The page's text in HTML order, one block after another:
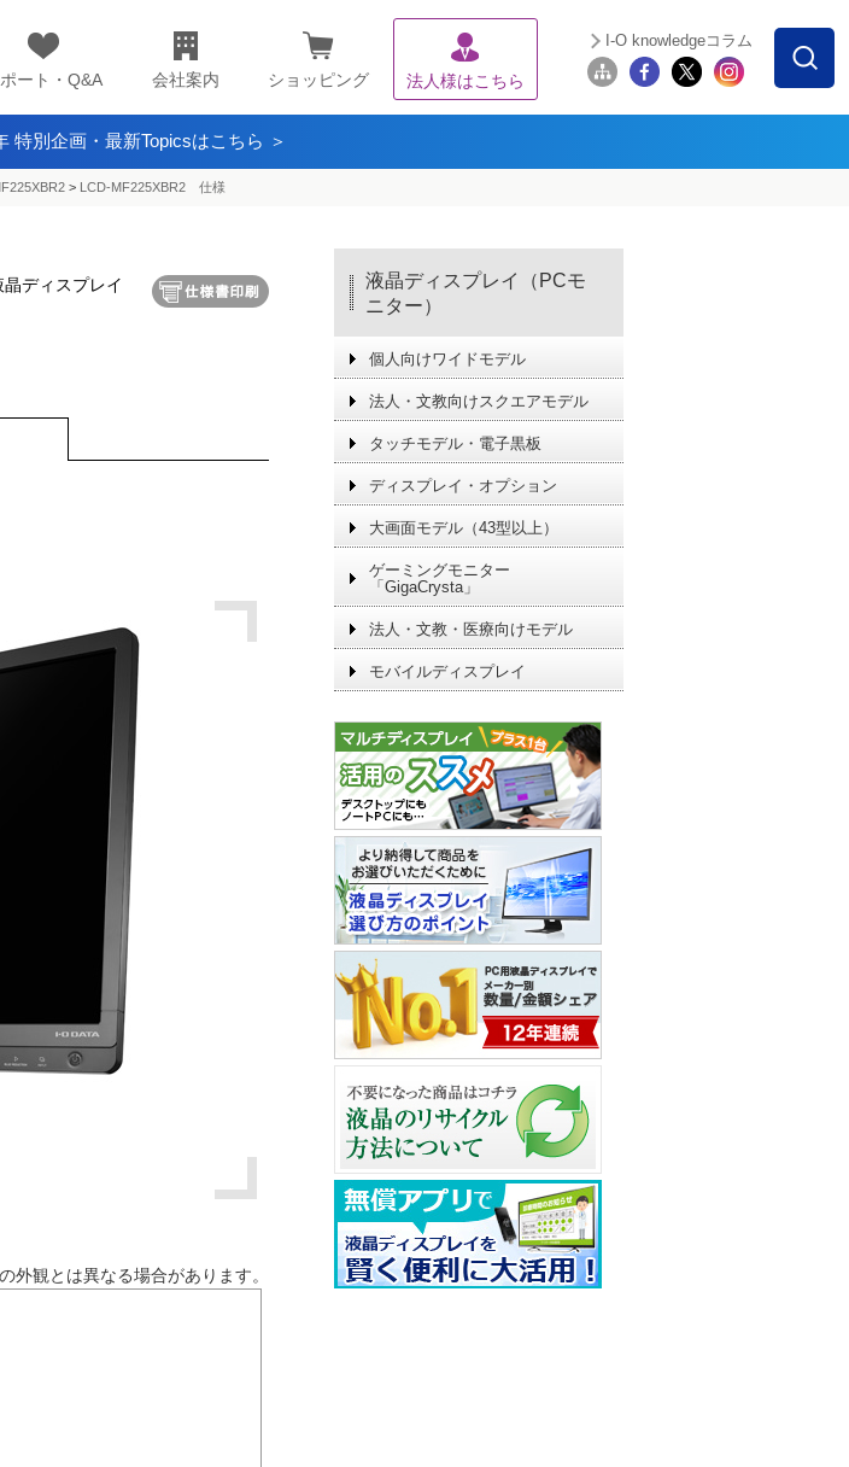
ート・Q&A 会社案内 ショッピング 法人様はこちら
I-O knowledgeコラム
特別企画・最新Topicsはこちら ＞
> LCD-MF225XBR2 仕様
ディスプレイ
観とは異なる場合があります。
液晶ディスプレイ（PCモ
ニター）
個人向けワイドモデル
法人・文教向けスクエアモデル
タッチモデル・電子黒板
ディスプレイ・オプション
大画面モデル（43型以上）
ゲーミングモニター
「GigaCrysta」
法人・文教・医療向けモデル
モバイルディスプレイ